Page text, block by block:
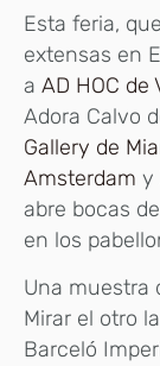
Esta feria,
extensas en
a AD HOC de
Adora Calvo
Gallery de
Amsterdam y
abre bocas
en los
Una muestra
Mirar el otro
Barceló